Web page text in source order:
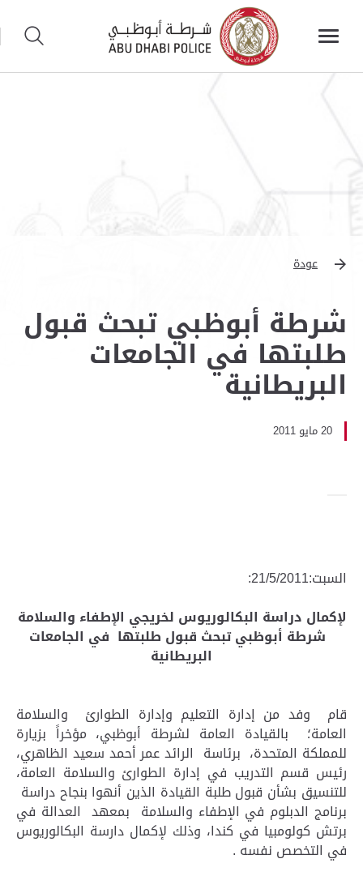
عودة
شرطة أبوظبي تبحث قبول
طلبتها في الجامعات
البريطانية
20 مايو 2011
السبت:21/5/2011:
لإكمال دراسة البكالوريوس لخريجي الإطفاء والسلامة
شرطة أبوظبي تبحث قبول طلبتها في الجامعات
البريطانية
قام وفد من إدارة التعليم وإدارة الطوارئ والسلامة
العامة؛ بالقيادة العامة لشرطة أبوظبي، مؤخراً بزيارة
للمملكة المتحدة، برئاسة الرائد عمر أحمد سعيد الظاهري،
رئيس قسم التدريب في إدارة الطوارئ والسلامة العامة،
للتنسيق بشأن قبول طلبة القيادة الذين أنهوا بنجاح دراسة
برنامج الدبلوم في الإطفاء والسلامة بمعهد العدالة في
برتش كولومبيا في كندا، وذلك لإكمال دارسة البكالوريوس
في التخصص نفسه .